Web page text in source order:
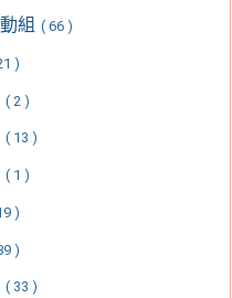
組 ( 66 )
)
( 2 )
( 13 )
( 1 )
)
)
( 33 )